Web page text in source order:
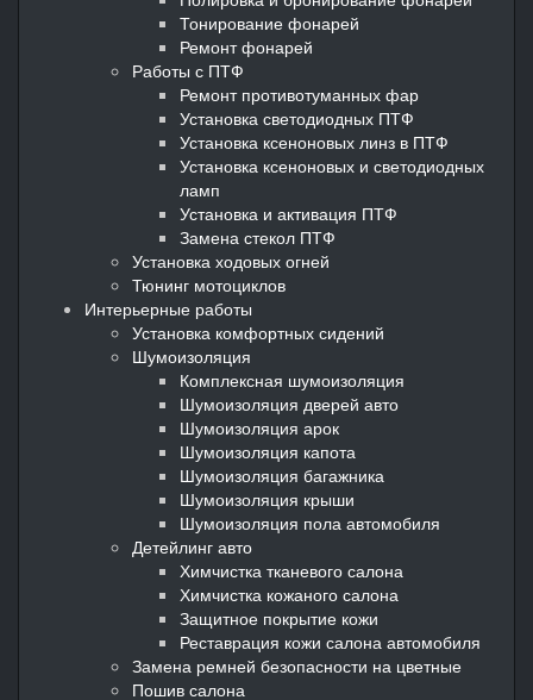
Тонирование фонарей
Ремонт фонарей
Работы с ПТФ
Ремонт противотуманных фар
Установка светодиодных ПТФ
Установка ксеноновых линз в ПТФ
Установка ксеноновых и светодиодных
ламп
Установка и активация ПТФ
Замена стекол ПТФ
Установка ходовых огней
Тюнинг мотоциклов
Интерьерные работы
Установка комфортных сидений
Шумоизоляция
Комплексная шумоизоляция
Шумоизоляция дверей авто
Шумоизоляция арок
Шумоизоляция капота
Шумоизоляция багажника
Шумоизоляция крыши
Шумоизоляция пола автомобиля
Детейлинг авто
Химчистка тканевого салона
Химчистка кожаного салона
Защитное покрытие кожи
Реставрация кожи салона автомобиля
Замена ремней безопасности на цветные
Пошив салона